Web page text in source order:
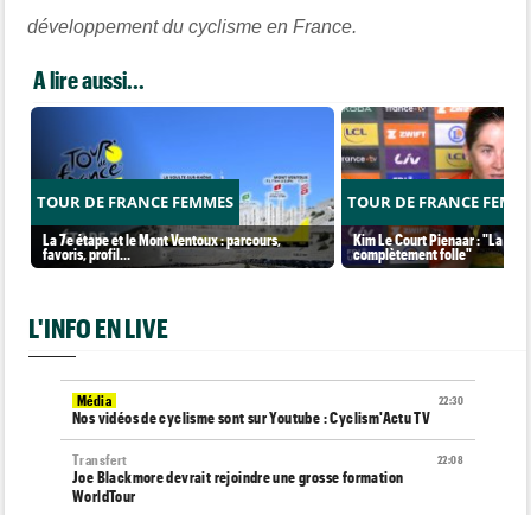
développement du cyclisme en France.
A lire aussi...
TOUR DE FRANCE FEMMES
La 7e étape et le Mont Ventoux : parcours,
favoris, profil…
TOUR DE FRANCE
Kim Le Court Pienaar : "La
complètement folle"
L'INFO EN LIVE
22:30
Média
Nos vidéos de cyclisme sont sur Youtube : Cyclism'Actu TV
22:08
Transfert
Joe Blackmore devrait rejoindre une grosse formation
WorldTour